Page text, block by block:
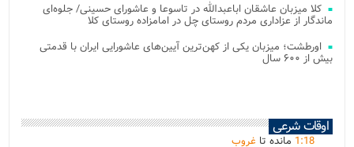
کلا میزبان عاشقان اباعبدالله در تاسوعا و عاشورای حسینی/ جلوه‌ای
ماندگار از عزاداری مردم روستای چل در امامزاده روستای کلا
اورطشت؛ میزبان یکی از کهن‌ترین آیین‌های عاشورایی ایران با قدمتی
بیش از ۶۰۰ سال
اوقات شرعی
1:18 مانده تاغروب